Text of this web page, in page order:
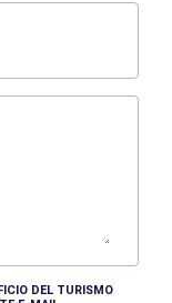
DEL TURISMO